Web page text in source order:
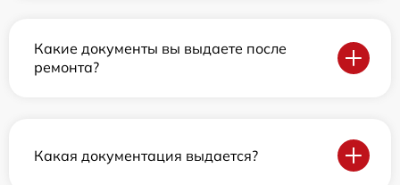
Какие документы вы выдаете после
ремонта?
Какая документация выдается?